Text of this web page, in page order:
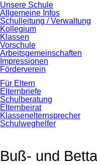
Unsere Schule
Allgemeine Infos
Schulleitung / Verwaltung
Kollegium
Klassen
Vorschule
Arbeitsgemeinschaften
Impressionen
Förderverein
Für Eltern
Elternbriefe
Schulberatung
Elternbeirat
Klassenelternsprecher
Schulweghelfer
Buß- und